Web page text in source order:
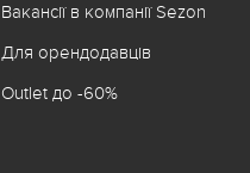
Вакансії в компанії Sezon
Для орендодавців
Outlet до -60%